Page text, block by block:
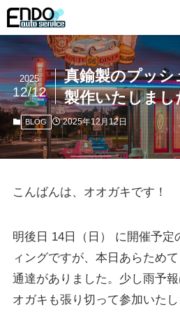
真鍮製のプッ
製作いたしまし
2025
12/12
BLOG 2025年12月12日
こんばんは、オオガキです！
明後日 14日（日） に開催予定
ィングですが、本日あらため
通達がありました。少し雨予
オガキも張り切って参加いたし